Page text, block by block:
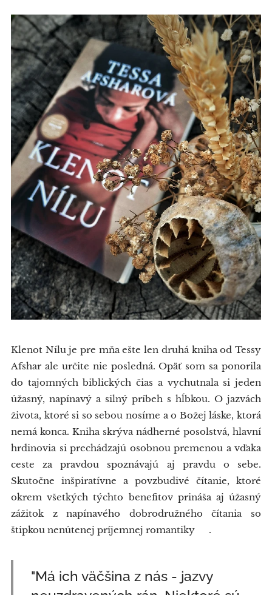
Klenot Nílu je pre mňa ešte len druhá kniha od Tessy
Afshar ale určite nie posledná. Opäť som sa ponorila
do tajomných biblických čias a vychutnala si jeden
úžasný, napínavý a silný príbeh s hĺbkou. O jazvách
života, ktoré si so sebou nosíme a o Božej láske, ktorá
nemá konca. Kniha skrýva nádherné posolstvá, hlavní
hrdinovia si prechádzajú osobnou premenou a vďaka
ceste za pravdou spoznávajú aj pravdu o sebe.
Skutočne inšpiratívne a povzbudivé čítanie, ktoré
okrem všetkých týchto benefitov prináša aj úžasný
zážitok z napínavého dobrodružného čítania so
štipkou nenútenej príjemnej romantiky ❤️.
"Má ich väčšina z nás - jazvy